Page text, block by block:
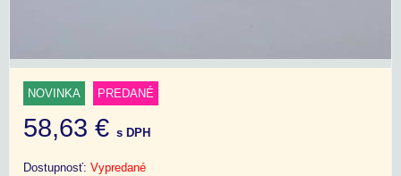
NOVINKA PREDANÉ
58,63 € s DPH
Dostupnosť: Vypredané